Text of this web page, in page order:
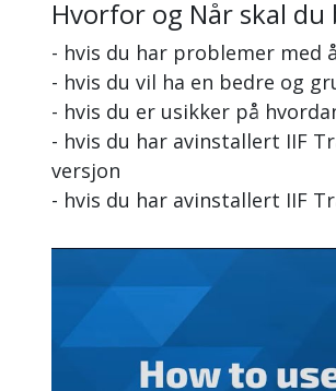
Hvorfor og Når skal du
- hvis du har problemer med
- hvis du vil ha en bedre og
- hvis du er usikker på
- hvis du har avinstallert IIF
versjon
- hvis du har avinstallert IIF